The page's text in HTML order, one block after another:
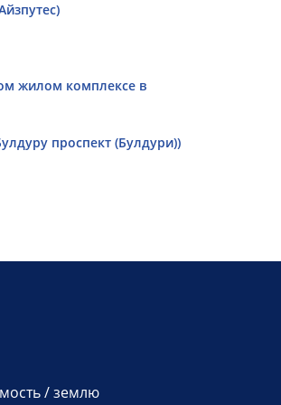
жилом комплексе в
проспект (Булдури))
/ землю